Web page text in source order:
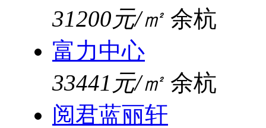
31200元/㎡ 余杭
富力中心
33441元/㎡ 余杭
阅君蓝丽轩